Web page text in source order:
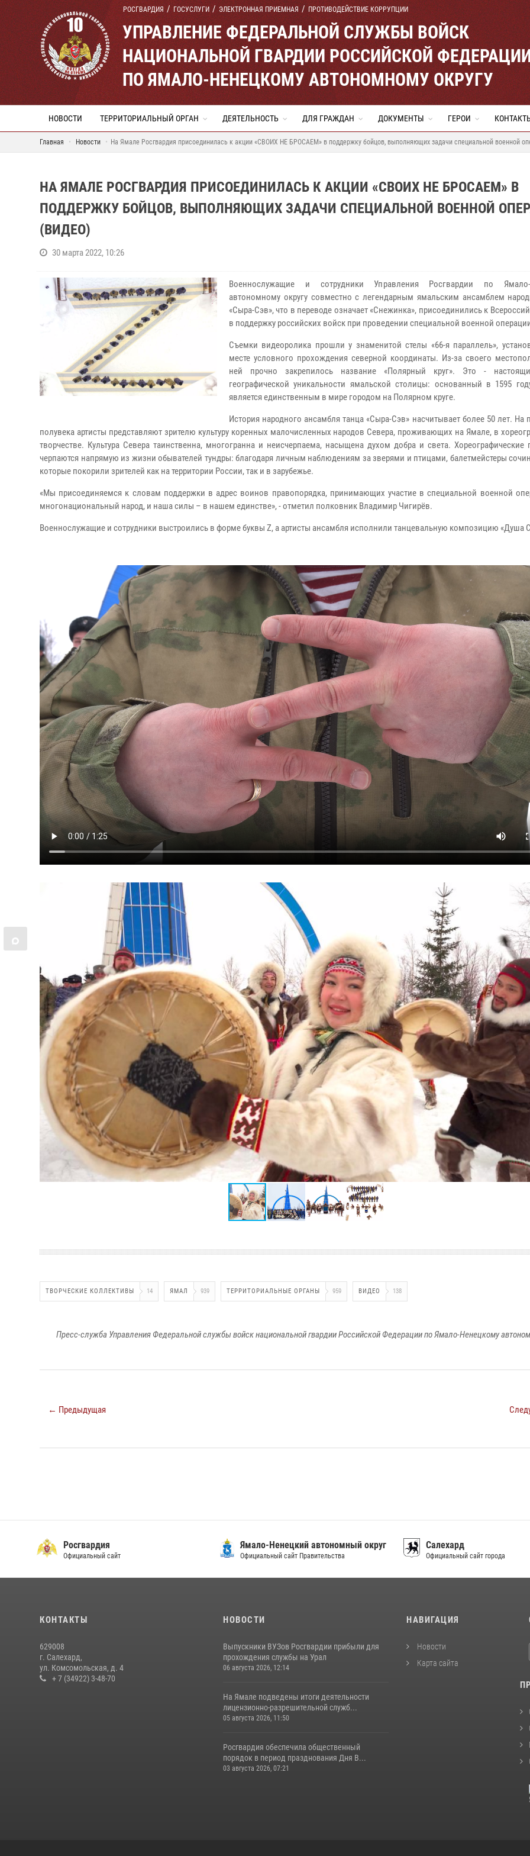
РОСГВАРДИЯ ГОСУСЛУГИ ЭЛЕКТРОННАЯ ПРИЕМНАЯ ПРОТИВОДЕЙСТВИЕ КОРРУПЦИИ
УПРАВЛЕНИЕ ФЕДЕРАЛЬНОЙ СЛУЖБЫ ВОЙСК
НАЦИОНАЛЬНОЙ ГВАРДИИ РОССИЙСКОЙ
ПО ЯМАЛО-НЕНЕЦКОМУ АВТОНОМНОМУ ОКРУГУ
НОВОСТИ ТЕРРИТОРИАЛЬНЫЙ ОРГАН ДЕЯТЕЛЬНОСТЬ ДЛЯ ГРАЖДАН ДОКУМЕНТЫ ГЕРОИ
Главная Новости На Ямале Росгвардия присоединилась к акции «СВОИХ НЕ БРОСАЕМ» в поддержку бойцов, выполняющих задачи специальной военной
НА ЯМАЛЕ РОСГВАРДИЯ ПРИСОЕДИНИЛАСЬ К АКЦИИ «СВОИХ НЕ БРОСАЕМ» В
ПОДДЕРЖКУ БОЙЦОВ, ВЫПОЛНЯЮЩИХ ЗАДАЧИ СПЕЦИАЛЬНОЙ ВОЕННОЙ
(ВИДЕО)
30 марта 2022, 10:26
Военнослужащие и сотрудники Управления Росгвардии по Ямало-
автономному округу совместно с легендарным ямальским ансамблем
«Сыра-Сэв», что в переводе означает «Снежинка», присоединились к
в поддержку российских войск при проведении специальной военной
Съемки видеоролика прошли у знаменитой стелы «66-я параллель»,
месте условного прохождения северной координаты. Из-за своего
ней прочно закрепилось название «Полярный круг». Это -
географической уникальности ямальской столицы: основанный в 1595
является единственным в мире городом на Полярном круге.
История народного ансамбля танца «Сыра-Сэв» насчитывает более 50 лет. На
полувека артисты представляют зрителю культуру коренных малочисленных народов Севера, проживающих на Ямале, в
творчестве. Культура Севера таинственна, многогранна и неисчерпаема, насыщена духом добра и света. Хореографические
черпаются напрямую из жизни обывателей тундры: благодаря личным наблюдениям за зверями и птицами, балетмейстеры
которые покорили зрителей как на территории России, так и в зарубежье.
«Мы присоединяемся к словам поддержки в адрес воинов правопорядка, принимающих участие в специальной военной
многонациональный народ, и наша силы – в нашем единстве», - отметил полковник Владимир Чигирёв.
Военнослужащие и сотрудники выстроились в форме буквы Z, а артисты ансамбля исполнили танцевальную композицию «Душа
ТВОРЧЕСКИЕ КОЛЛЕКТИВЫ 14 ЯМАЛ 939 ТЕРРИТОРИАЛЬНЫЕ ОРГАНЫ 959 ВИДЕО 138
Пресс-служба Управления Федеральной службы войск национальной гвардии Российской Федерации по Ямало-Ненецкому
← Предыдущая
Росгвардия
Официальный сайт
Ямало-Ненецкий автономный округ
Официальный сайт Правительства
Салехард
Официальный сайт города
КОНТАКТЫ
629008
г. Салехард,
ул. Комсомольская, д. 4
+ 7 (34922) 3-48-70
НОВОСТИ
Выпускники ВУЗов Росгвардии прибыли для
прохождения службы на Урал
06 августа 2026, 12:14
На Ямале подведены итоги деятельности
лицензионно-разрешительной служб...
05 августа 2026, 11:50
Росгвардия обеспечила общественный
порядок в период празднования Дня В...
03 августа 2026, 07:21
НАВИГАЦИЯ
Новости
Карта сайта